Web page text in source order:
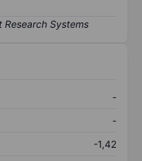
-
-
-1,42